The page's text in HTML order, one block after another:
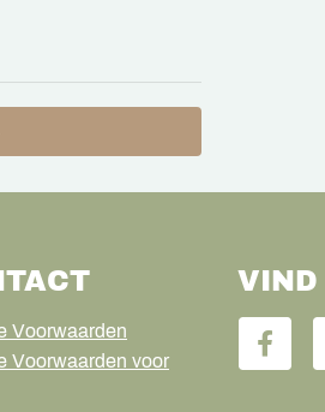
Voorwaarden
Voorwaarden voor
VIND